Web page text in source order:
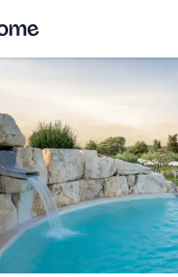
Regala
Voucher regalo valido 12
Visualizza anteprima